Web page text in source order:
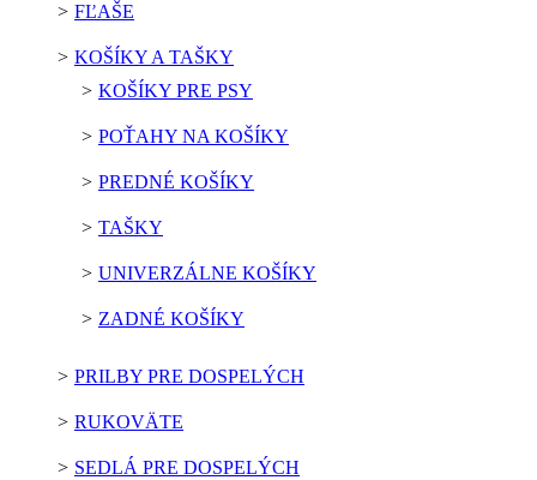
FĽAŠE
KOŠÍKY A TAŠKY
KOŠÍKY PRE PSY
POŤAHY NA KOŠÍKY
PREDNÉ KOŠÍKY
TAŠKY
UNIVERZÁLNE KOŠÍKY
ZADNÉ KOŠÍKY
PRILBY PRE DOSPELÝCH
RUKOVÄTE
SEDLÁ PRE DOSPELÝCH